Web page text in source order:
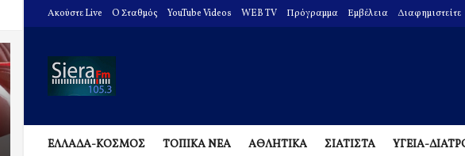
Ακούστε Live O Σταθμός YouTube Videos WEB TV Πρόγραμμα Εμβέλεια Διαφημιστείτε
ΕΛΛΑΔΑ-ΚΟΣΜΟΣ ΤΟΠΙΚΑ ΝΕΑ ΑΘΛΗΤΙΚΑ ΣΙΑΤΙΣΤΑ ΥΓΕΙΑ-